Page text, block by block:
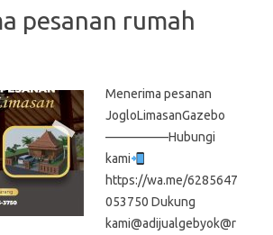
pesanan rumah
Menerima pesanan
JogloLimasanGazebo
—————Hubungi
kami
https://wa.me/6285647
053750 Dukung
kami@adijualgebyok@r